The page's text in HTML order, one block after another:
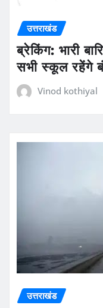
उत्तराखंड
ब्रेकिंग: भारी
सभी स्कूल रहेंगे
Vinod kothiyal
उत्तराखंड